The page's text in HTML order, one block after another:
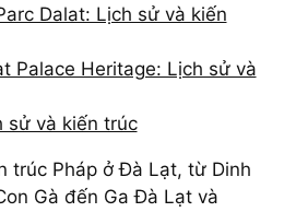
Dalat: Lịch sử và kiến
Palace Heritage: Lịch sử và
sử và kiến trúc
trúc Pháp ở Đà Lạt, từ Dinh
Gà đến Ga Đà Lạt và